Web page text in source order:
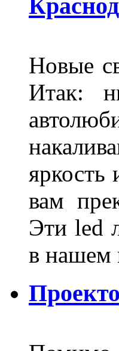
Новые
Итак:
яркость
вам
Эти led
в нашем